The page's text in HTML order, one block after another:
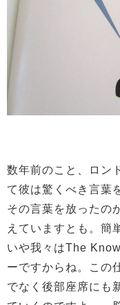
数年前のこと、ロン
て彼は驚くべき言葉
その言葉を放ったの
えていますとも。簡
いや我々はThe
ーですからね。この
でなく後部座席にも